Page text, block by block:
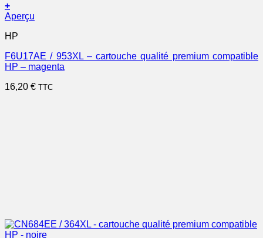
+
Aperçu
HP
F6U17AE / 953XL – cartouche qualité premium compatible
HP – magenta
16,20 € TTC